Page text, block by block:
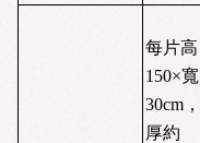
每片高
150×寬
30cm，
厚約